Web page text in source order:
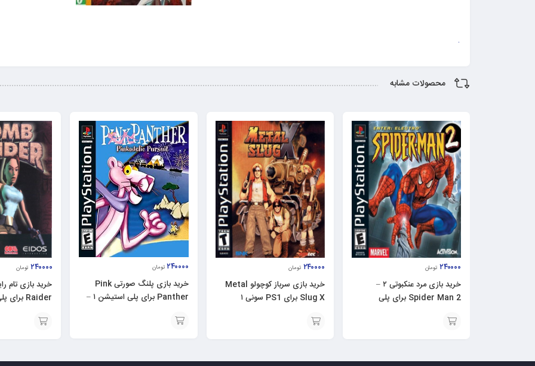
محصولات مشابه
۲۴۰۰۰۰ تومان
خرید بازی مرد عنکبوتی ۲ –
Spider Man 2 برای پلی
۲۴۰۰۰۰ تومان
خرید بازی سرباز کوچولو Metal
Slug X برای PS1 سونی ۱
۲۴۰۰۰۰ تومان
خرید بازی پلنگ صورتی Pink
Panther برای پلی استیشن ۱ –
۲۴۰۰۰۰ تومان